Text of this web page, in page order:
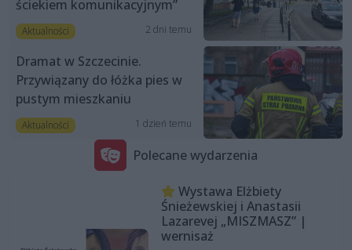
ściekiem komunikacyjnym”
Aktualności 2 dni temu
Dramat w Szczecinie.
Przywiązany do łóżka pies w
pustym mieszkaniu
Aktualności 1 dzień temu
Polecane wydarzenia
Wystawa Elżbiety
Śnieżewskiej i Anastasii
Lazarevej „MISZMASZ” |
wernisaż